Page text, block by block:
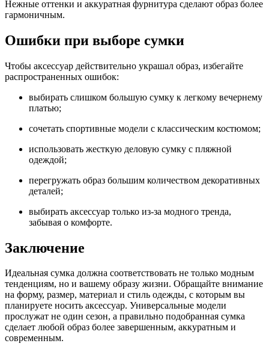
Нежные оттенки и аккуратная фурнитура сделают образ более
гармоничным.
Ошибки при выборе сумки
Чтобы аксессуар действительно украшал образ, избегайте
распространенных ошибок:
выбирать слишком большую сумку к легкому вечернему
платью;
сочетать спортивные модели с классическим костюмом;
использовать жесткую деловую сумку с пляжной
одеждой;
перегружать образ большим количеством декоративных
деталей;
выбирать аксессуар только из-за модного тренда,
забывая о комфорте.
Заключение
Идеальная сумка должна соответствовать не только модным
тенденциям, но и вашему образу жизни. Обращайте внимание
на форму, размер, материал и стиль одежды, с которым вы
планируете носить аксессуар. Универсальные модели
прослужат не один сезон, а правильно подобранная сумка
сделает любой образ более завершенным, аккуратным и
современным.